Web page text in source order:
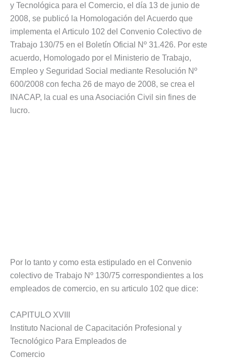
y Tecnológica para el Comercio, el día 13 de junio de
2008, se publicó la Homologación del Acuerdo que
implementa el Articulo 102 del Convenio Colectivo de
Trabajo 130/75 en el Boletín Oficial Nº 31.426. Por este
acuerdo, Homologado por el Ministerio de Trabajo,
Empleo y Seguridad Social mediante Resolución Nº
600/2008 con fecha 26 de mayo de 2008, se crea el
INACAP, la cual es una Asociación Civil sin fines de
lucro.
Por lo tanto y como esta estipulado en el Convenio
colectivo de Trabajo Nº 130/75 correspondientes a los
empleados de comercio, en su articulo 102 que dice:
CAPITULO XVIII
Instituto Nacional de Capacitación Profesional y
Tecnológico Para Empleados de
Comercio